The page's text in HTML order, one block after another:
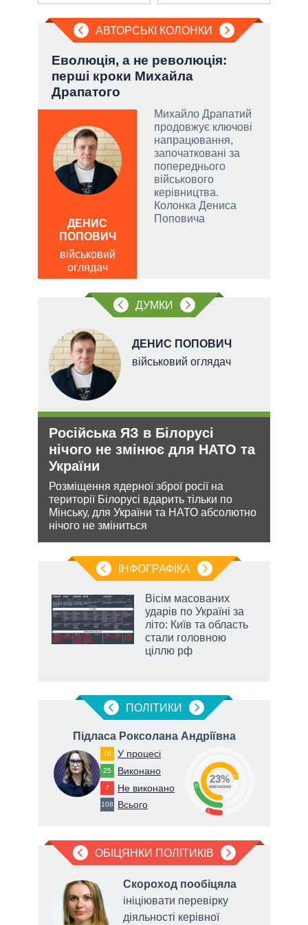
АВТОРСЬКІ КОЛОНКИ
Еволюція, а не революція:
перші кроки Михайла
Драпатого
Михайло Драпатий
продовжує ключові
напрацювання,
започатковані за
попереднього
військового
керівництва.
Колонка Дениса
Поповича
ДЕНИС
ПОПОВИЧ
військовий
оглядач
ДУМКИ
ДЕНИС ПОПОВИЧ
військовий оглядач
Російська ЯЗ в Білорусі
нічого не змінює для НАТО та
України
Розміщення ядерної зброї росії на
території Білорусі вдарить тільки по
Мінську, для України та НАТО абсолютно
нічого не зміниться
ІНФОГРАФІКА
Вісім масованих
ударів по Україні за
літо: Київ та область
стали головною
ціллю рф
ПОЛIТИКИ
Підласа Роксолана Андріївна
76 У процесі
25 Виконано
7 Не виконано
108 Всього
6
23
71
23%
виконано
ОБІЦЯНКИ ПОЛІТИКІВ
Скороход пообіцяла
ініціювати перевірку
діяльності керівної